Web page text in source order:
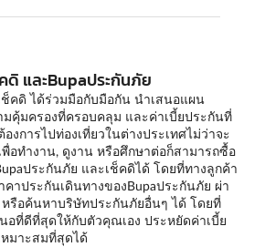
ดิ และBupaประกันภัย
ช็คดิ ได้ร่วมมือกับมือกัน นำเสนอแผน
คุ้มครองที่ครอบคลุม และค่าเบี้ยประกันที่
งการไปท่องเที่ยวในต่างประเทศไม่ว่าจะ
พื่อทำงาน, ดูงาน หรือศึกษาต่อก็สามารถซื้อ
ประกันภัย และเช็คดิได้ โดยที่ทางลูกค้า
คาประกันเดินทางของBupaประกันภัย ผ่า
หรือค้นหาบริษัทประกันภัยอื่นๆ ได้ โดยที่
อที่ดีที่สุดให้กับตัวคุณเอง ประหยัดค่าเบี้ย
มาะสมที่สุดได้